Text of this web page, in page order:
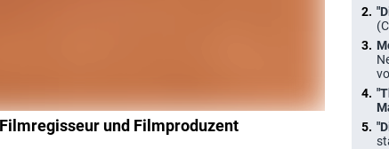
und Filmproduzent